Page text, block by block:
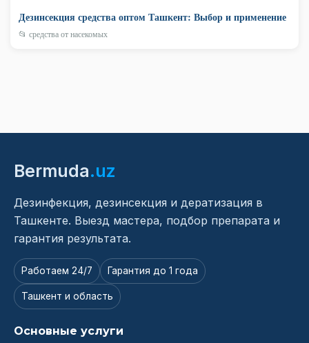
Дезинсекция средства оптом Ташкент: Выбор и применение
📂 средства от насекомых
Bermuda.uz
Дезинфекция, дезинсекция и дератизация в
Ташкенте. Выезд мастера, подбор препарата и
гарантия результата.
Работаем 24/7 Гарантия до 1 года
Ташкент и область
Основные услуги